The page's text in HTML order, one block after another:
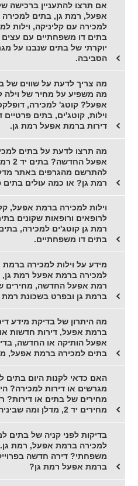
אם תרצו להתעניין ברכישה
אפעל, רמת גן, בתים
למכירה עם קליניקה, וילות
בתים דו משפחתיים עם עצים
יוקרתי של בתים שנבנו על
הסביבה.
מה צריך לדעת על שווים
מה משפיע על מחיר של וילה
אפעל? קוטג' למכירה,
וילות, קוטג'ים, בתים
דירות ברמת אפעל רמת גן.
מה תרצו לדעת על בתים
להתרשם מהגרפים באתר
רמת גן? או כמה עולים
וילות למכירה ברמת אפעל,
לרופאים ורופאות שקונים
רמת גן קוטג'ים למכירה,
בתים דו משפחתיים.
מידע על וילות למכירה
למכירה ברמת אפעל רמת
רמת אפעל החדשה, מחירים
ברמת גן ובפרט בשכונת
מה היתרון של בדיקת מידע
ברמת אפעל, דירות חדשות
אפעל הותיקה או החדשה,
בתים למכירה ברמת אפעל,
האם כדאי לקנות היום
מגרשים או דירות למכירה?
מחירים של בתים או דירות?
מחירים יד 2, מדלן ומה שביניהם.
בדיקות לפני קניה של בתים
למכירה ברמת אפעל, רמת גן.
משפחתי? דירה חדשה
ברמת אפעל רמת גן?